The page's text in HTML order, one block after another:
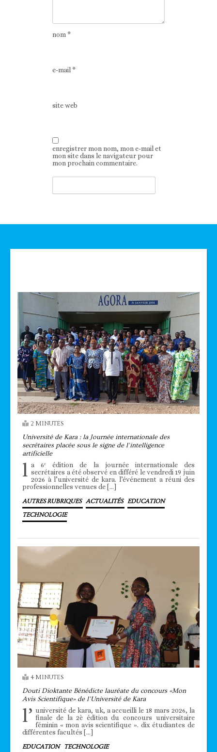
nom*
e-mail*
site web
enregistrer mon nom, mon e-mail et
mon site dans le navigateur pour
mon prochain commentaire.
2 MINUTES
Université de Kara : la Journée internationale des
secrétaires placée sous le signe de l’intelligence
artificielle
l a 6ᵉ édition de la journée internationale des
secrétaires a été observé en différé le vendredi 19 juin
2026 à l’université de kara. l’événement a réuni des
professionnelles venues de […]
AUTRES RUBRIQUES ACTUALITÉS EDUCATION
TECHNOLOGIE
4 MINUTES
Douti Dioktante Bénédicte lauréate du concours «Mon
Avis Scientifique» de l’Université de Kara
l’ université de kara, uk, a accueilli le 18 mars 2026, la
finale de la 2è édition du concours universitaire
féminin « mon avis scientifique ». dix étudiantes de
différentes facultés […]
EDUCATION TECHNOLOGIE